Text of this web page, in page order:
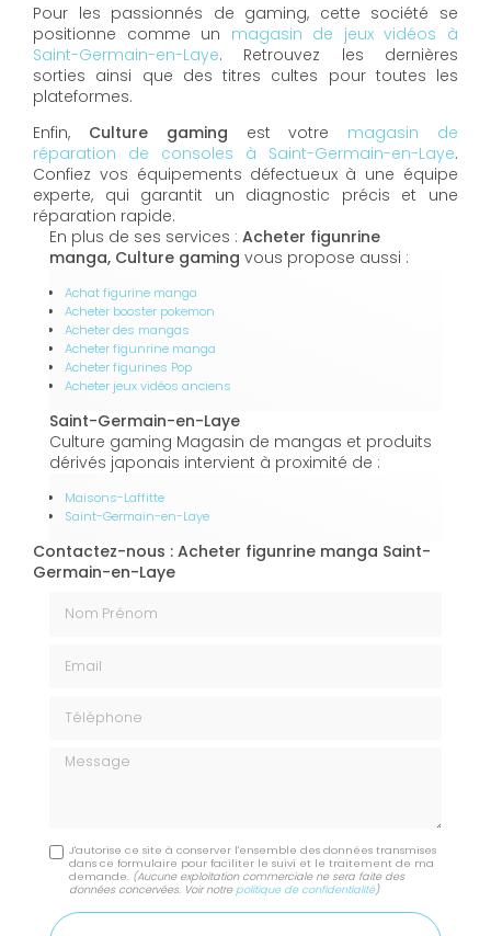
Pour les passionnés de gaming, cette société se
positionne comme un magasin de jeux vidéos à
Saint-Germain-en-Laye. Retrouvez les dernières
sorties ainsi que des titres cultes pour toutes les
plateformes.
Enfin, Culture gaming est votre magasin de
réparation de consoles à Saint-Germain-en-Laye.
Confiez vos équipements défectueux à une équipe
experte, qui garantit un diagnostic précis et une
réparation rapide.
En plus de ses services : Acheter figunrine
manga, Culture gaming vous propose aussi :
Achat figurine manga
Acheter booster pokemon
Acheter des mangas
Acheter figunrine manga
Acheter figurines Pop
Acheter jeux vidéos anciens
Saint-Germain-en-Laye
Culture gaming Magasin de mangas et produits
dérivés japonais intervient à proximité de :
Maisons-Laffitte
Saint-Germain-en-Laye
Contactez-nous : Acheter figunrine manga Saint-
Germain-en-Laye
Message
J'autorise ce site à conserver l'ensemble des données transmises
dans ce formulaire pour faciliter le suivi et le traitement de ma
demande. (Aucune exploitation commerciale ne sera faite des
données concervées. Voir notre politique de confidentialité)